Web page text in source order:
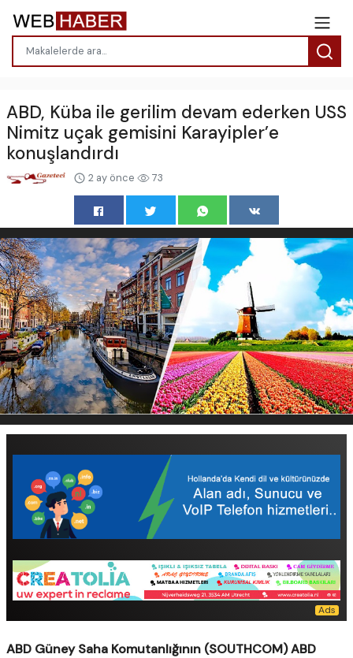
ABD, Küba ile gerilim devam ederken USS
Nimitz uçak gemisini Karayipler’e
konuşlandırdı
2 ay önce 73
ABD Güney Saha Komutanlığının (SOUTHCOM) ABD